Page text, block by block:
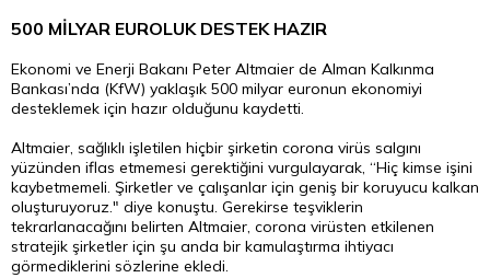
500 MİLYAR EUROLUK DESTEK HAZIR
Ekonomi ve Enerji Bakanı Peter Altmaier de Alman Kalkınma
Bankası’nda (KfW) yaklaşık 500 milyar euronun ekonomiyi
desteklemek için hazır olduğunu kaydetti.
Altmaier, sağlıklı işletilen hiçbir şirketin corona virüs salgını
yüzünden iflas etmemesi gerektiğini vurgulayarak, “Hiç kimse işini
kaybetmemeli. Şirketler ve çalışanlar için geniş bir koruyucu kalkan
oluşturuyoruz." diye konuştu. Gerekirse teşviklerin
tekrarlanacağını belirten Altmaier, corona virüsten etkilenen
stratejik şirketler için şu anda bir kamulaştırma ihtiyacı
görmediklerini sözlerine ekledi.